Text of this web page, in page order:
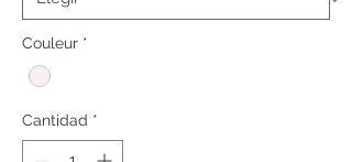
Couleur *
Cantidad *